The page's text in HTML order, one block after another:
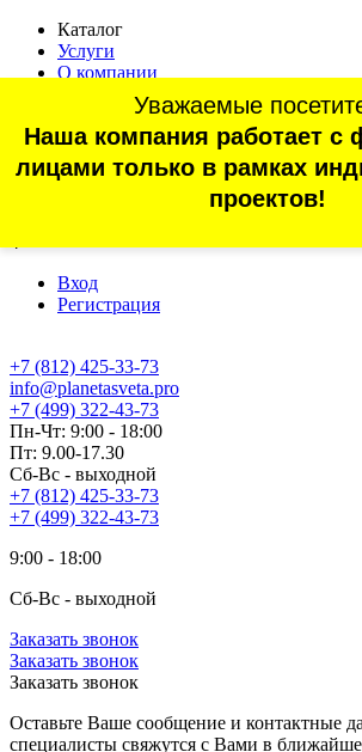
Каталог
Услуги
О компании
Статьи
Контакты
Отзывы
г. Санкт-Петербург, проспект
Вход
Регистрация
+7 (812) 425-33-73
Уважаемые
Наша компания работает с
лицами только в рамках
проектов!
info@planetasveta.pro
+7 (499) 322-43-73
Пн-Чт: 9:00 - 18:00
Пт: 9.00-17.30
Сб-Вс - выходной
+7 (812) 425-33-73
+7 (499) 322-43-73
9:00 - 18:00
Сб-Вс - выходной
Заказать звонок
Заказать звонок
Заказать звонок
Оставьте Ваше сообщение и контактные
специалисты свяжутся с Вами в